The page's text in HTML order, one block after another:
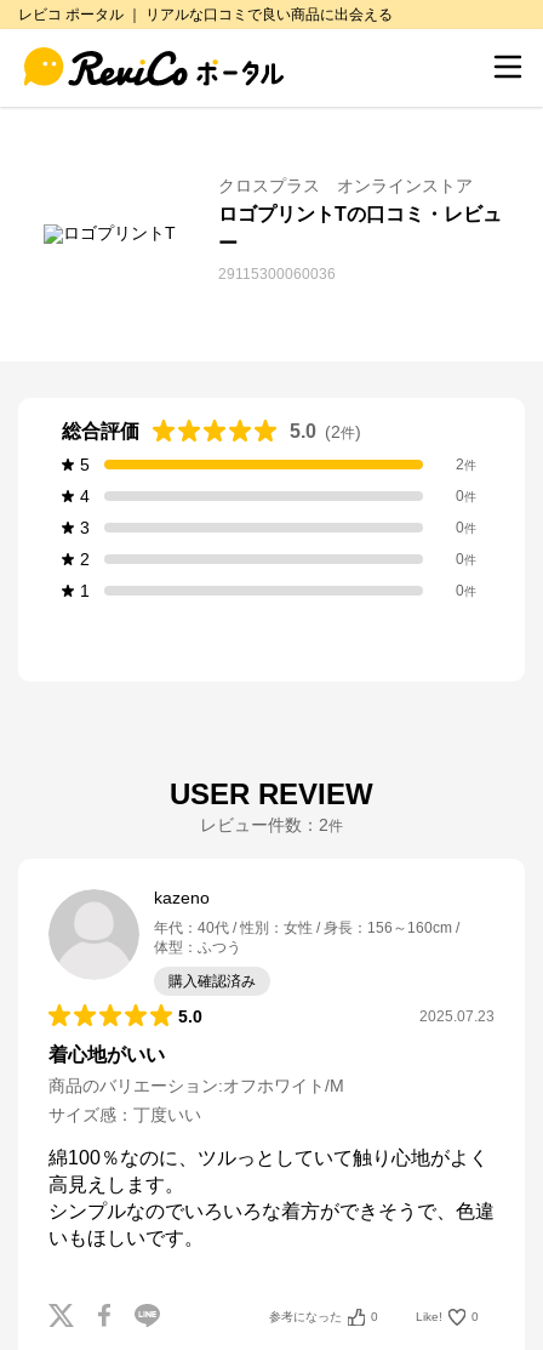
レビコ ポータル ｜ リアルな口コミで良い商品に出会える
クロスプラス オンラインストア
ロゴプリントTの口コミ・レビュ
ー
29115300060036
総合評価 5.0 (2件)
5
2件
4 0件
3 0件
2 0件
1 0件
USER REVIEW
レビュー件数： 2件
kazeno
年代 ： 40代 性別 ： 女性 身長 ： 156～160cm
体型 ： ふつう
購入確認済み
5.0 2025.07.23
着心地がいい
商品のバリエーション:オフホワイト/M
サイズ感 ： 丁度いい
綿100％なのに、ツルっとしていて触り心地がよく
高見えします。
シンプルなのでいろいろな着方ができそうで、色違
いもほしいです。
参考になった 0 Like! 0